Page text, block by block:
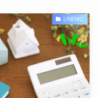
LINEMO